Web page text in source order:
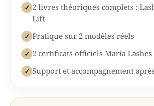
✓ 2 livres théoriques complets :
Lift
✓ Pratique sur 2 modèles réels
✓ 2 certificats officiels Maria Lashes
✓ Support et accompagnement